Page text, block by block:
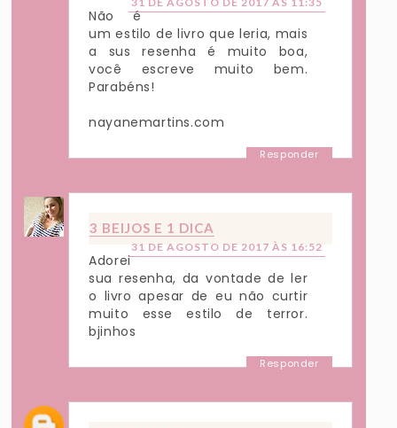
Não é
um estilo de livro que leria, mais
a sus resenha é muito boa,
você escreve muito bem.
Parabéns!
nayanemartins.com
Responder
3 BEIJOS E 1 DICA
31 DE AGOSTO DE 2017 ÀS 16:52
Adorei
sua resenha, da vontade de ler
o livro apesar de eu não curtir
muito esse estilo de terror.
bjinhos
Responder